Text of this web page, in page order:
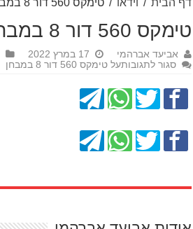
דף הבית / וידאו / טימקס 560 דור 8 במבחן
טימקס 560 דור 8 במבחן
אביעד אברהמי 17 במרץ 2022
סגור לתגובותעל טימקס 560 דור 8 במבחן